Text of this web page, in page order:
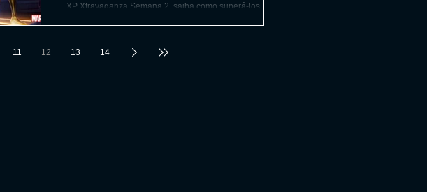
XP Xtravaganza Semana 2, saiba como superá-los.
11 12 13 14